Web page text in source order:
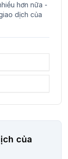
hơn nữa -
dịch của
của